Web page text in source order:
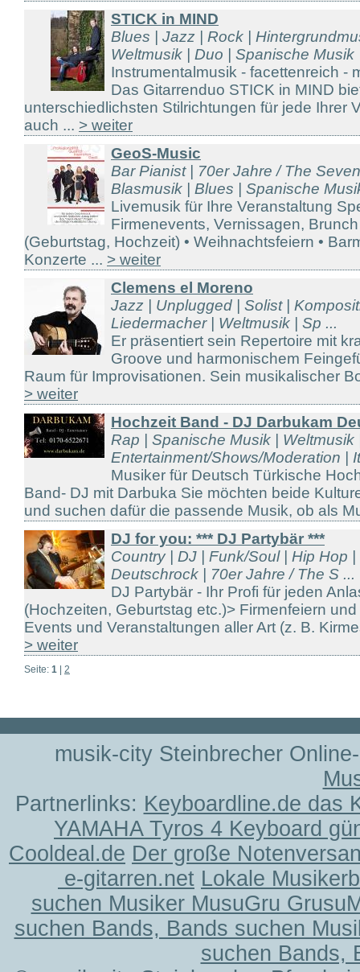
STICK in MIND
Blues | Jazz | Rock |
Weltmusik | Duo | Spanische Musik
Instrumentalmusik - facettenreich -
Das Gitarrenduo STICK in MIND
unterschiedlichsten Stilrichtungen für jede Ihrer
auch ... > weiter
GeoS-Music
Bar Pianist | 70er Jahre / The
Blasmusik | Blues | Spanische
Livemusik für Ihre Veranstaltung
Firmenevents, Vernissagen,
(Geburtstag, Hochzeit) • Weihnachtsfeiern •
Konzerte ... > weiter
Clemens el Moreno
Jazz | Unplugged | Solist |
Liedermacher | Weltmusik | Sp ...
Er präsentiert sein Repertoire mit
Groove und harmonischem
Raum für Improvisationen. Sein musikalischer
> weiter
Hochzeit Band - DJ Darbukam
Rap | Spanische Musik |
Entertainment/Shows/Moderation |
Musiker für Deutsch Türkische
Band- DJ mit Darbuka Sie möchten beide
und suchen dafür die passende Musik, ob als
DJ for you: *** DJ Partybär ***
Country | DJ | Funk/Soul | Hip Hop
Deutschrock | 70er Jahre / The S ...
DJ Partybär - Ihr Profi für jeden
(Hochzeiten, Geburtstag etc.)> Firmenfeiern
Events und Veranstaltungen aller Art (z. B.
> weiter
Seite: 1 2
musik-city Steinbrecher
Partnerlinks: Keyboardline.de das
YAMAHA Tyros 4 Keyboard
Cooldeal.de Der große
e-gitarren.net Lokale
suchen Musiker MusuGru
suchen Bands, Bands suchen
suchen Bands,